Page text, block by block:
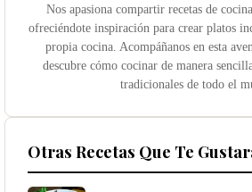
Nos apasiona compartir recetas de
ofreciéndote inspiración para crear platos
propia cocina. Acompáñanos en esta
descubre cómo cocinar de manera
tradicionales de todo el
Otras Recetas Que Te